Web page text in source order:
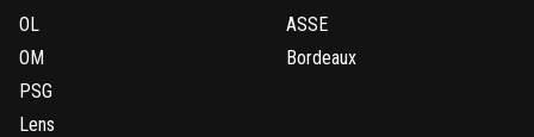
OL
OM
PSG
Lens
ASSE
Bordeaux